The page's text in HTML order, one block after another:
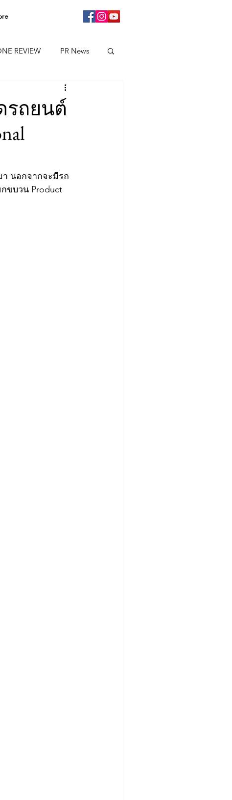
REVIEW PR News
รถยนต์
า นอกจากจะมีรถ
ขบวน Product